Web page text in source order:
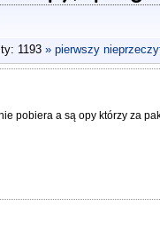
1193 » pierwszy
pobiera a są opy którzy za